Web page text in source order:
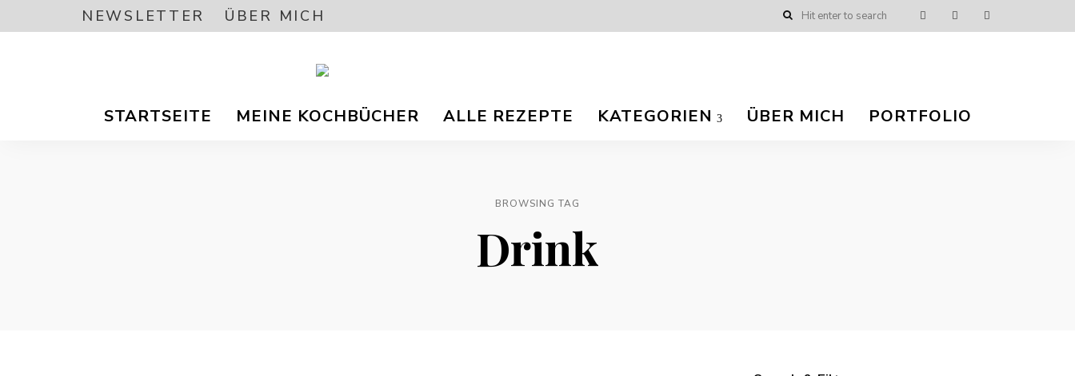
NEWSLETTER ÜBER MICH
Anna
/
Veganer
STARTSEITE MEINE KOCHBÜCHER ALLE REZEPTE KATEGORIEN ÜBER MICH PORTFOLIO
BROWSING TAG
Drink